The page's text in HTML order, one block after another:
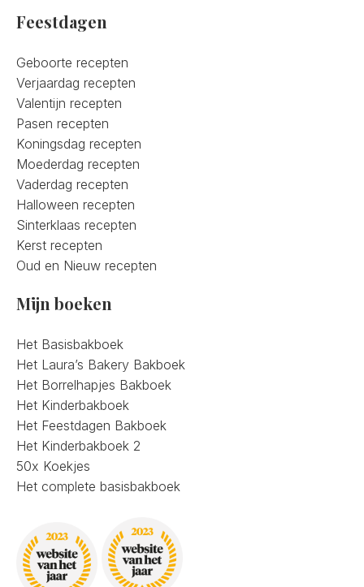
Feestdagen
Geboorte recepten
Verjaardag recepten
Valentijn recepten
Pasen recepten
Koningsdag recepten
Moederdag recepten
Vaderdag recepten
Halloween recepten
Sinterklaas recepten
Kerst recepten
Oud en Nieuw recepten
Mijn boeken
Het Basisbakboek
Het Laura’s Bakery Bakboek
Het Borrelhapjes Bakboek
Het Kinderbakboek
Het Feestdagen Bakboek
Het Kinderbakboek 2
50x Koekjes
Het complete basisbakboek